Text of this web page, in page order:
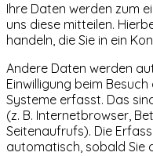
Ihre Daten werden zum
uns diese mitteilen.
handeln, die Sie in ein
Andere Daten werden
Einwilligung beim
Systeme erfasst. Das
(z. B. Internetbrowser,
Seitenaufrufs). Die
automatisch, sobald Sie